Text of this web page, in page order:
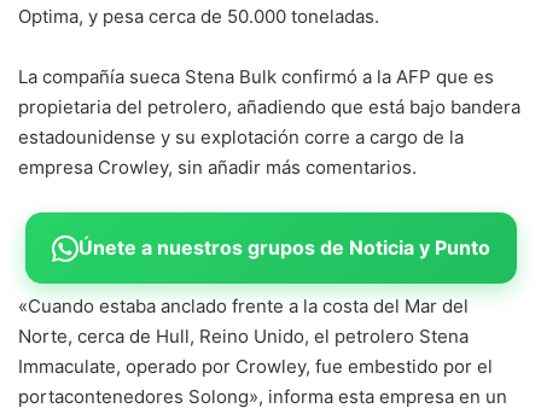
Optima, y pesa cerca de 50.000 toneladas.
La compañía sueca Stena Bulk confirmó a la AFP que es
propietaria del petrolero, añadiendo que está bajo bandera
estadounidense y su explotación corre a cargo de la
empresa Crowley, sin añadir más comentarios.
Únete a nuestros grupos de Noticia y Punto
«Cuando estaba anclado frente a la costa del Mar del
Norte, cerca de Hull, Reino Unido, el petrolero Stena
Immaculate, operado por Crowley, fue embestido por el
portacontenedores Solong», informa esta empresa en un